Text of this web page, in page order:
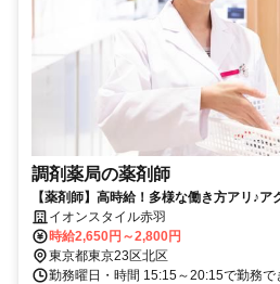
調剤薬局の薬剤師
【薬剤師】高時給！多様な働き方アリ♪
物OK！イオン薬局で働きませんか？
イオンスタイル赤羽
時給2,650円～2,800円
東京都東京23区北区
勤務曜日・時間 15:15～20:15で勤務